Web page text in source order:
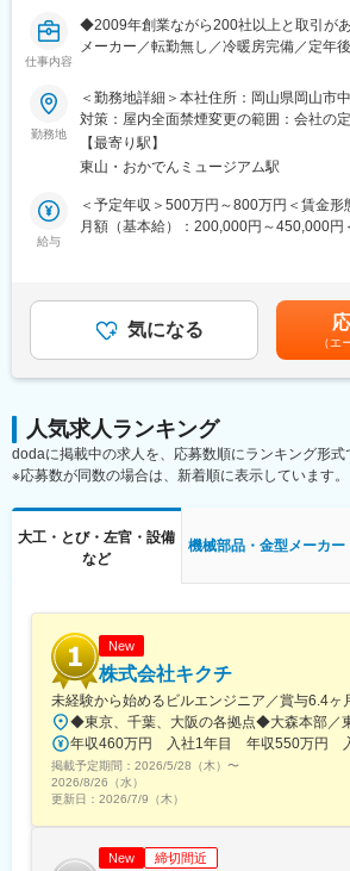
変更の範囲：会社の定める業務
・長期的な工期が前もって決まっており
応は発生しないため、ワークライフバラ
可能です。
・土曜日は隔週で出勤いただきますが、
お休みです。（土曜日出勤の分は振替休
繰り越しも可能なため長期休暇にする方
・担当エリアは基本的に名古屋から東です
※2か月に一度会社負担で一時帰宅が可能
製鉄所：新日本製鉄・住友金属工業・
■当社について
は国内シェアトップクラスを誇っていま
も多く参入しており、復興事業などにも納
・大手ゼネコンや大手商社との取引およ
ます。
・当社の立体駐車場は日本全国のランド
います。東京スカイツリーや六本木ヒル
に導入され、生活を足元から支えている
仕事内容
◆2009年創業ながら200社以上と取引が
メーカー／転勤無し／冷暖房完備／定年
■仕事内容
建築物に使用される手摺・パネル・装飾
当していただきます。
ステンレスを中心とした各種金属材料を
溶接・仕上げまで行う仕事です。
■具体的な業務内容
（ヘアライン仕上げ、鏡面仕上げ など）
■取扱製品・材料
建築用手摺、パネル、その他製作金物
ステンレス、アルミ、鉄、真鍮、銅 など
自社工場内での製作業務が中心
オーダーメイド製品が多く、１品１品の
◇誰もが安心して成長できるよう、育成
・バディ制度：先輩社員がマンツーマンで
・正社員以外も利用できる研修制度
・安全衛生教育の実施
・6か月ごとの定期面談でキャリアや悩み
・社内育成制度あり
※「分からないまま放置しない」「一人に
成スタイルです。
・当社は2009年の創業以来、建築工事に
勤務地
＜勤務地詳細＞本社住所：岡山県岡山市
対策：屋内全面禁煙変更の範囲：会社の
【最寄り駅】
東山・おかでんミュージアム駅
給与
＜予定年収＞500万円～800万円＜賃金形
月額（基本給）：200,000円～450,000円
の金額であり、選考を通じて上下する可
額)は固定手当を含めた表記です。
気になる
（エ
人気求人ランキング
dodaに掲載中の求人を、応募数順にランキング形式
※応募数が同数の場合は、新着順に表示しています。
大工・とび・左官・設備
など
機械部品・金型メーカー
New
株式会社キクチ
未経験から始めるビルエンジニア／賞与6.4ヶ
年収460万円 入社1年目 年収550万円
掲載予定期間： 2026/5/28（木） 〜
2026/8/26（水）
更新日： 2026/7/9（木）
New 締切間近